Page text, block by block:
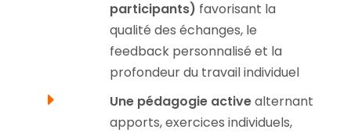
participants) favorisant la
qualité des échanges, le
feedback personnalisé et la
profondeur du travail individuel
E Une pédagogie activealternant
apports, exercices individuels,